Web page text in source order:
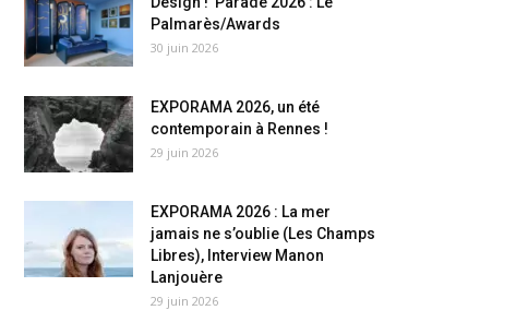
Palmarès/Awards
30 juin 2026
EXPORAMA 2026, un été
contemporain à Rennes !
29 juin 2026
EXPORAMA 2026 : La mer
jamais ne s’oublie (Les Champs
Libres), Interview Manon
Lanjouère
29 juin 2026